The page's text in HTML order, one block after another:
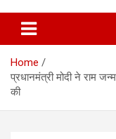
News
Home
प्रधानमंत्री मोदी ने राम
की